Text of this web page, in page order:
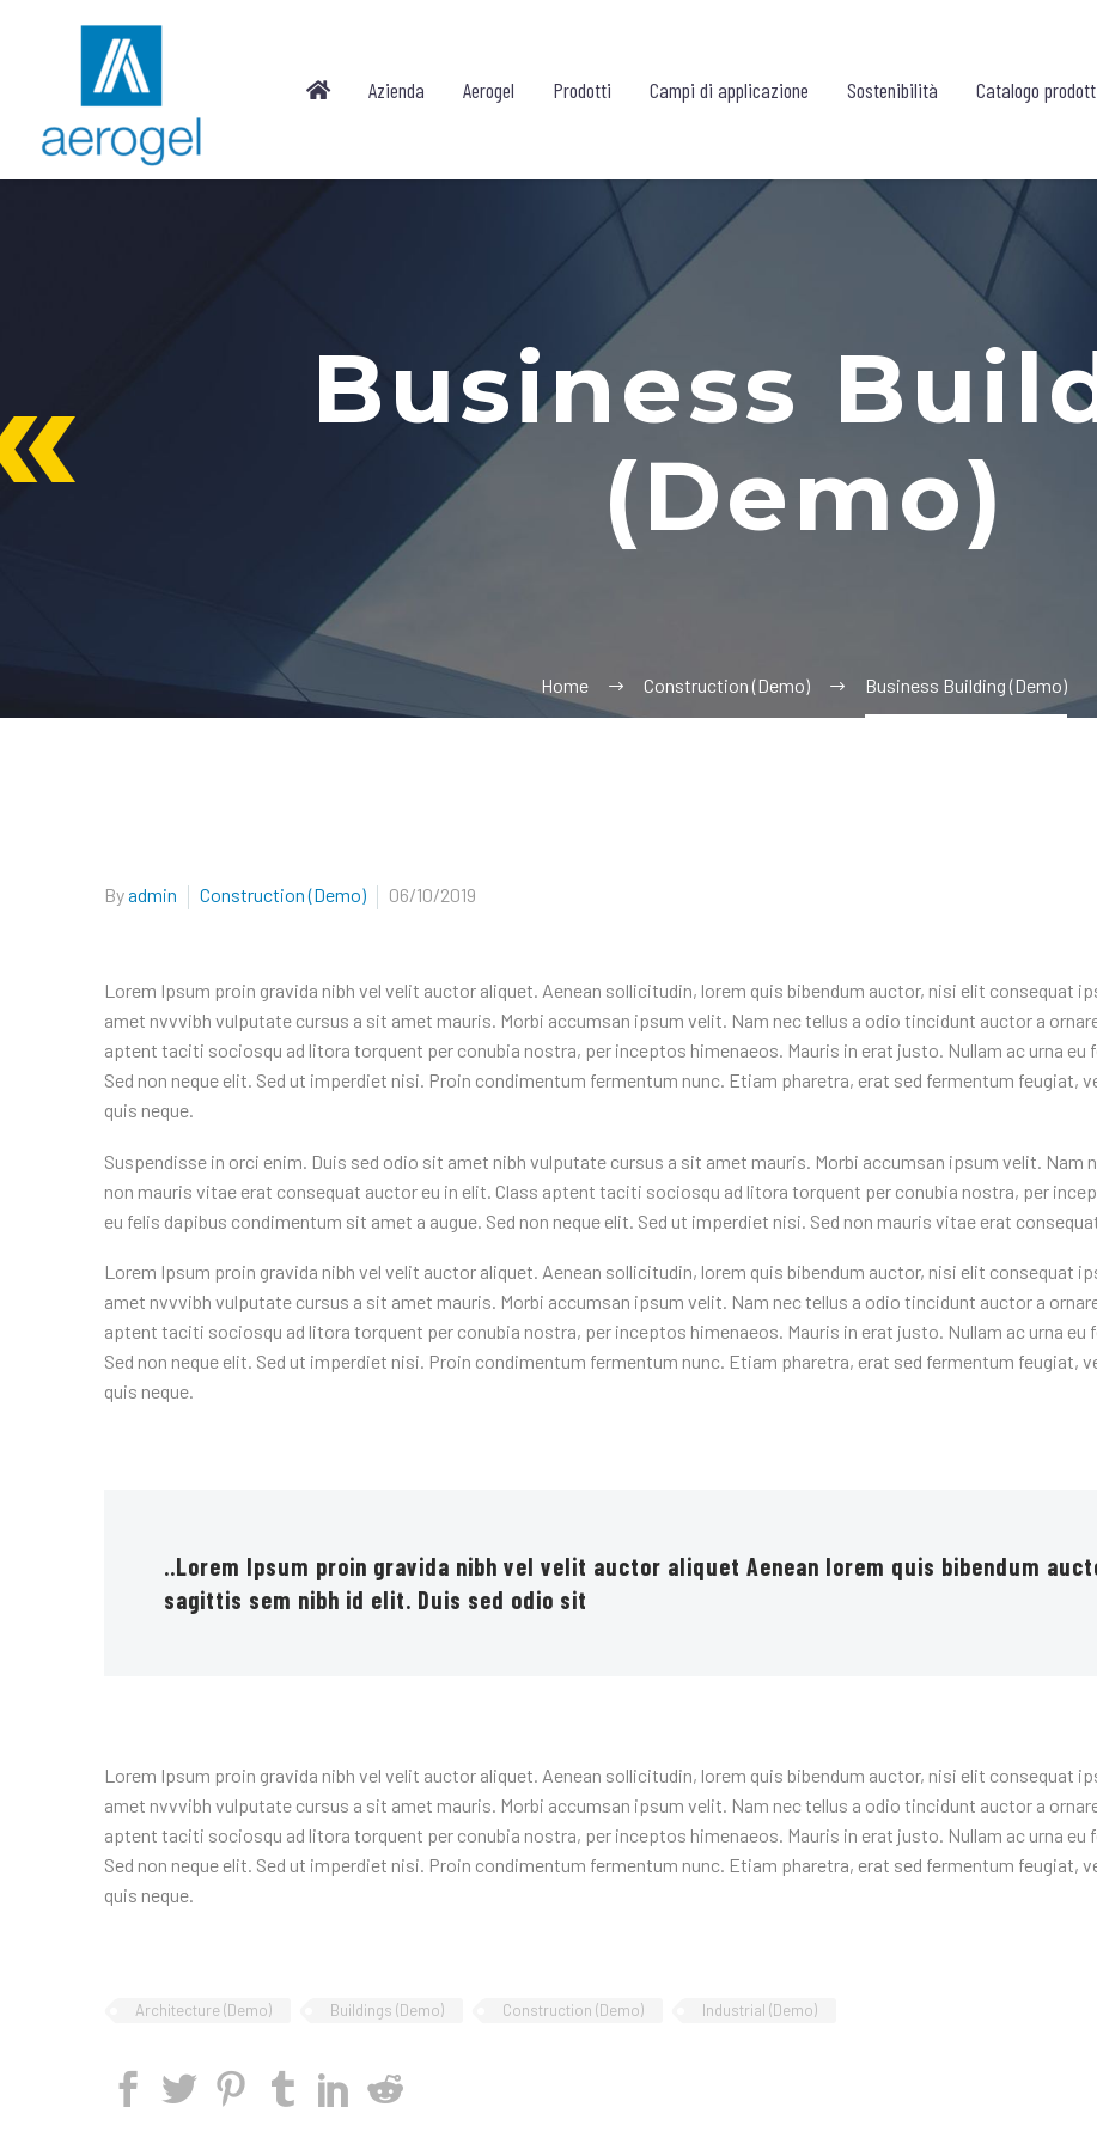
Azienda Aerogel Prodotti Campi di applicazione Sostenibilità Catalogo
Business
(Demo)
Home Construction (Demo) Business Building (Demo)
Byadmin Construction (Demo) 06/10/2019
Lorem Ipsum proin gravida nibh vel velit auctor aliquet. Aenean sollicitudin, lorem quis bibendum auctor, nisi elit consequat
amet nvvvibh vulputate cursus a sit amet mauris. Morbi accumsan ipsum velit. Nam nec tellus a odio tincidunt auctor a
aptent taciti sociosqu ad litora torquent per conubia nostra, per inceptos himenaeos. Mauris in erat justo. Nullam ac urna
Sed non neque elit. Sed ut imperdiet nisi. Proin condimentum fermentum nunc. Etiam pharetra, erat sed fermentum feugiat,
quis neque.
Suspendisse in orci enim. Duis sed odio sit amet nibh vulputate cursus a sit amet mauris. Morbi accumsan ipsum velit. Nam
non mauris vitae erat consequat auctor eu in elit. Class aptent taciti sociosqu ad litora torquent per conubia nostra, per
eu felis dapibus condimentum sit amet a augue. Sed non neque elit. Sed ut imperdiet nisi. Sed non mauris vitae erat
Lorem Ipsum proin gravida nibh vel velit auctor aliquet. Aenean sollicitudin, lorem quis bibendum auctor, nisi elit consequat
amet nvvvibh vulputate cursus a sit amet mauris. Morbi accumsan ipsum velit. Nam nec tellus a odio tincidunt auctor a
aptent taciti sociosqu ad litora torquent per conubia nostra, per inceptos himenaeos. Mauris in erat justo. Nullam ac urna
Sed non neque elit. Sed ut imperdiet nisi. Proin condimentum fermentum nunc. Etiam pharetra, erat sed fermentum feugiat,
quis neque.
..Lorem Ipsum proin gravida nibh vel velit auctor aliquet Aenean lorem quis bibendum
sagittis sem nibh id elit. Duis sed odio sit
Lorem Ipsum proin gravida nibh vel velit auctor aliquet. Aenean sollicitudin, lorem quis bibendum auctor, nisi elit consequat
amet nvvvibh vulputate cursus a sit amet mauris. Morbi accumsan ipsum velit. Nam nec tellus a odio tincidunt auctor a
aptent taciti sociosqu ad litora torquent per conubia nostra, per inceptos himenaeos. Mauris in erat justo. Nullam ac urna
Sed non neque elit. Sed ut imperdiet nisi. Proin condimentum fermentum nunc. Etiam pharetra, erat sed fermentum feugiat,
quis neque.
Architecture (Demo) Buildings (Demo) Construction (Demo) Industrial (Demo)